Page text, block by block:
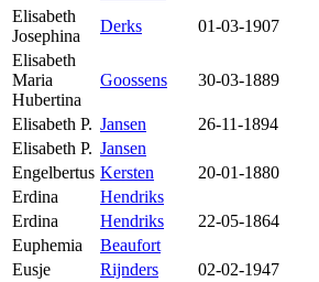
Elisabeth
Josephina
Derks 01-03-1907
Elisabeth
Maria
Hubertina
Goossens 30-03-1889
Elisabeth P. Jansen 26-11-1894
Elisabeth P. Jansen
Engelbertus Kersten 20-01-1880
Erdina
Hendriks
Erdina
Hendriks 22-05-1864
Euphemia
Beaufort
Eusje
Rijnders 02-02-1947